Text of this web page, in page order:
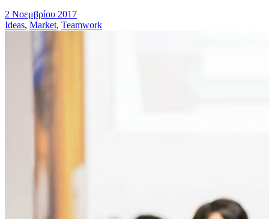
2 Νοεμβρίου 2017
Ideas, Market, Teamwork